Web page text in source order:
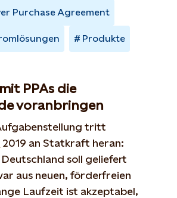
Purchase Agreement
Produkte
PPAs die
voranbringen
tritt
2019 an Statkraft heran:
soll geliefert
aus neuen, förderfreien
Laufzeit ist akzeptabel,